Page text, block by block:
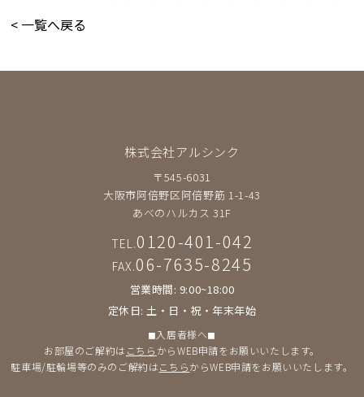
< 一覧へ戻る
株式会社アルシンク
〒545-6031
大阪市阿倍野区阿倍野筋 1-1-43
あべのハルカス 31F
TEL.0120-401-042
FAX.06-7635-8245
営業時間: 9:00~18:00
定休日: 土・日・祝・年末年始
◼︎入居者様へ◼︎
お部屋のご解約は こちら からWEB申請をお願いいたします。
駐車場/駐輪場等のみのご解約はこちらからWEB申請をお願いいたします。